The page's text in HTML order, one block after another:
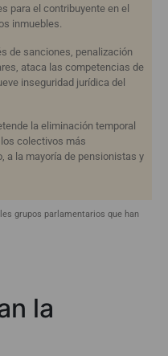
para el contribuyente en el
inmuebles.
de sanciones, penalización
ataca las competencias de
inseguridad jurídica del
la eliminación temporal
colectivos más
a la mayoría de pensionistas y
grupos parlamentarios que han
la